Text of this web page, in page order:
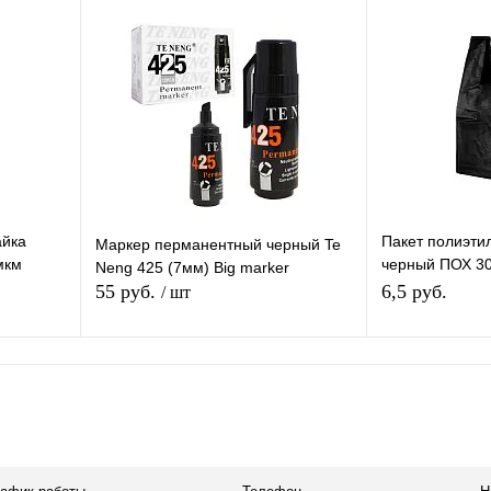
Купить в 1 клик К сравнению
В избранное Под заказ
Купить в 1
В избранное
1ШТ.
Маркер перманентный черный Te
Neng 425 (7мм) Big marker
55 руб. / шт
Пакет
черный ПОХ
(6,8гр) 1ШТ
6,5 руб.